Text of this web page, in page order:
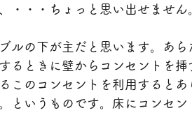
・・・ちょっと思い出せません
ルの下が主だと思います。あら
るときに壁からコンセントを挿
このコンセントを利用するとあ
というものです。床にコンセン